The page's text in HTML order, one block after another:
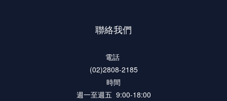
聯絡我們
電話
(02)2808-2185
時間
週一至週五 9:00-18:00